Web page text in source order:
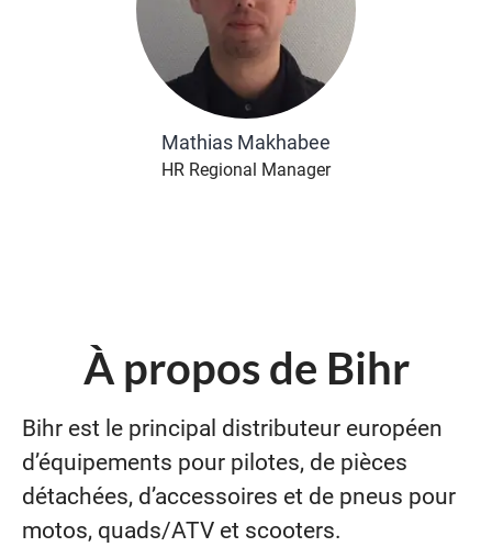
Mathias Makhabee
HR Regional Manager
À propos de Bihr
Bihr est le principal distributeur européen
d’équipements pour pilotes, de pièces
détachées, d’accessoires et de pneus pour
motos, quads/ATV et scooters.